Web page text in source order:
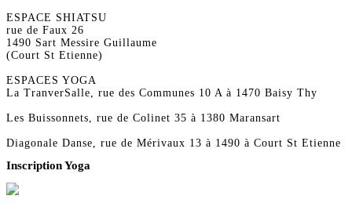
ESPACE SHIATSU
rue de Faux 26
1490 Sart Messire Guillaume
(Court St Etienne)
ESPACES YOGA
La TranverSalle, rue des Communes 10 A à 1470 Baisy Thy
Les Buissonnets, rue de Colinet 35 à 1380 Maransart
Diagonale Danse, rue de Mérivaux 13 à 1490 à Court St Etienne
Inscription Yoga